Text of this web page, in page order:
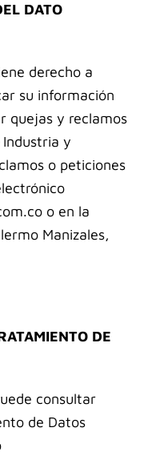
DATO
derecho a
su información
quejas y reclamos
y
o peticiones
o en la
Manizales,
DE
consultar
de Datos